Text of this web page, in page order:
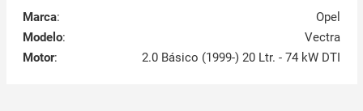
Marca:
Opel
Modelo:
Vectra
Motor: 2.0 Básico (1999-) 20 Ltr. - 74 kW DTI